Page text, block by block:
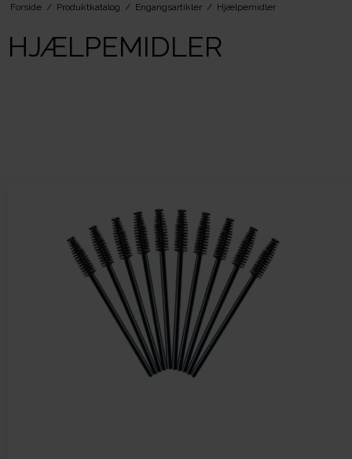
Forside / Produktkatalog / Engangsartikler / Hjælpemidler
HJÆLPEMIDLER